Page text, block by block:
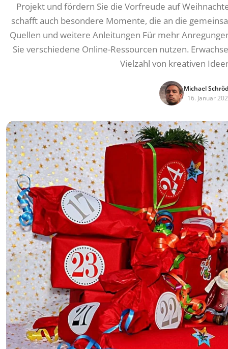
Projekt und fördern Sie die Vorfreude auf
schafft auch besondere Momente, die an die
Quellen und weitere Anleitungen Für mehr
Sie verschiedene Online-Ressourcen nutzen.
Vielzahl von kreativen
Michael
16. Januar